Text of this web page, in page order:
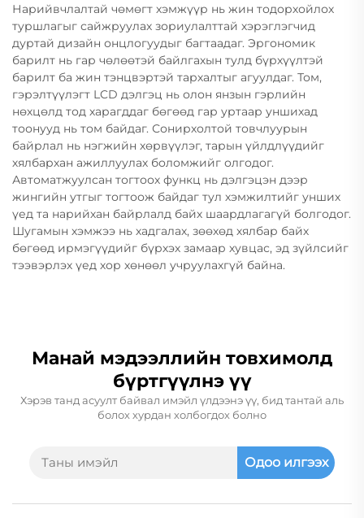
Нарийвчлалтай чөмөгт хэмжүүр нь жин тодорхойлох
туршлагыг сайжруулах зориулалттай хэрэглэгчид
дуртай дизайн онцлогуудыг багтаадаг. Эргономик
барилт нь гар чөлөөтэй байлгахын тулд бүрхүүлтэй
барилт ба жин тэнцвэртэй тархалтыг агуулдаг. Том,
гэрэлтүүлэгт LCD дэлгэц нь олон янзын гэрлийн
нөхцөлд тод харагддаг бөгөөд гар уртаар уншихад
тоонууд нь том байдаг. Сонирхолтой товчлуурын
байрлал нь нэгжийн хөрвүүлэг, тарын үйлдлүүдийг
хялбархан ажиллуулах боломжийг олгодог.
Автоматжуулсан тогтоох функц нь дэлгэцэн дээр
жингийн утгыг тогтоож байдаг тул хэмжилтийг унших
үед та нарийхан байрлалд байх шаардлагагүй болгодог.
Шугамын хэмжээ нь хадгалах, зөөхөд хялбар байх
бөгөөд ирмэгүүдийг бүрхэх замаар хувцас, эд зүйлсийг
тээвэрлэх үед хор хөнөөл учруулахгүй байна.
Манай мэдээллийн товхимолд
бүртгүүлнэ үү
Хэрэв танд асуулт байвал имэйл үлдээнэ үү, бид тантай аль
болох хурдан холбогдох болно
Одоо илгээх